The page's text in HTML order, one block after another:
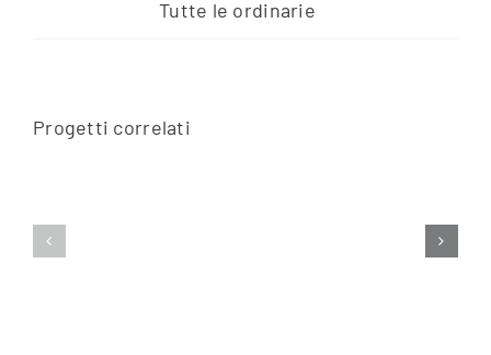
Tutte le ordinarie
Progetti correlati